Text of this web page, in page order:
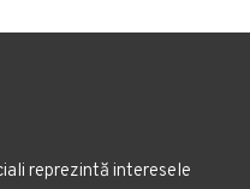
reprezintă interesele